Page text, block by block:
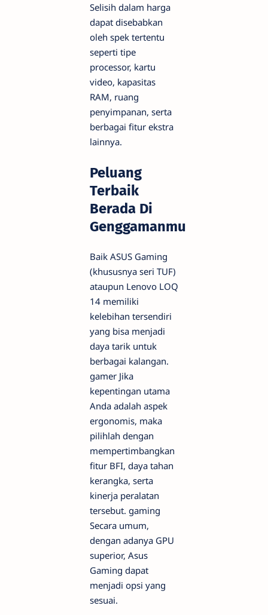
Selisih dalam harga
dapat disebabkan
oleh spek tertentu
seperti tipe
processor, kartu
video, kapasitas
RAM, ruang
penyimpanan, serta
berbagai fitur ekstra
lainnya.
Peluang
Terbaik
Berada Di
Genggamanmu
Baik ASUS Gaming
(khususnya seri TUF)
ataupun Lenovo LOQ
14 memiliki
kelebihan tersendiri
yang bisa menjadi
daya tarik untuk
berbagai kalangan.
gamer Jika
kepentingan utama
Anda adalah aspek
ergonomis, maka
pilihlah dengan
mempertimbangkan
fitur BFI, daya tahan
kerangka, serta
kinerja peralatan
tersebut. gaming
Secara umum,
dengan adanya GPU
superior, Asus
Gaming dapat
menjadi opsi yang
sesuai.